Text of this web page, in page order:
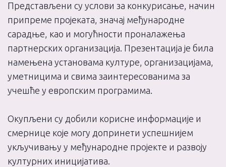
Представљени су услови за конкурисање, начин
припреме пројеката, значај међународне
сарадње, као и могућности проналажења
партнерских организација. Презентација је била
намењена установама културе, организацијама,
уметницима и свима заинтересованима за
учешће у европским програмима.
Окупљени су добили корисне информације и
смернице које могу допринети успешнијем
укључивању у међународне пројекте и развоју
културних иницијатива.